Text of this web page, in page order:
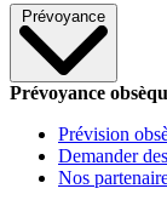
Prévoyance
Prévoyance
Prévision
Demander
Nos